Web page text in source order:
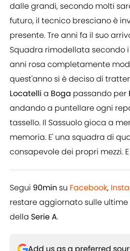
dalle grandi, secondo molti
futuro, il tecnico bresciano è
presente. Tre anni fa il suo
Squadra rimodellata secondo
anni rosa completamente
quest'anno si è deciso di
Locatelli a Boga passando per
andando a puntellare ogni
tassello. Il Sassuolo gioca a
memoria. E' una squadra di
consapevole dei propri mezzi.
Segui 90min su Facebook,
restare aggiornato sulle
della Serie A.